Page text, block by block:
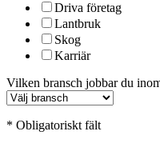
Driva företag
Lantbruk
Skog
Karriär
Vilken bransch jobbar du
* Obligatoriskt fält